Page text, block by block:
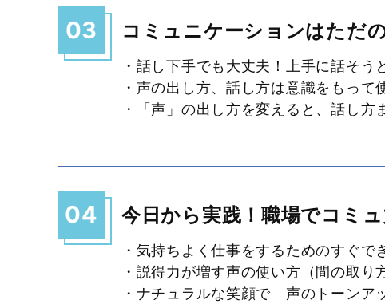
03 コミュニケーションはただ
・話し下手でも大丈夫！上手に話そう
・声の出し方、話し方は意識をもって
・「声」の出し方を変えると、話し方
04 今日から実践！職場でコミュ
・気持ちよく仕事をするためのすぐで
・説得力が増す声の使い方（間の取り
・ナチュラルな笑顔で 声のトーンア